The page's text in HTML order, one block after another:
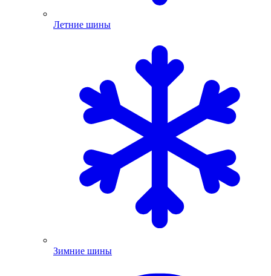
Летние шины
Зимние шины